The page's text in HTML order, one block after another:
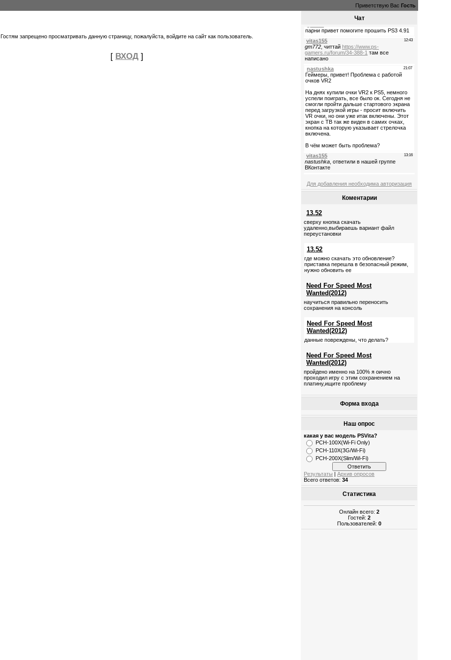
Приветствую Вас Гость
Гостям запрещено просматривать данную страницу, пожалуйста, войдите на сайт как пользователь.
[ ВХОД ]
Чат
Для добавления необходима авторизация
Коментарии
13.52
сверху кнопка скачать
удаленно,выбираешь вариант файл
переустановки
13.52
где можно скачать это обновление?
приставка перешла в безопасный режим,
нужно обновить ее
Need For Speed Most
Wanted(2012)
научиться правильно переносить
сохранения на консоль
Need For Speed Most
Wanted(2012)
данные повреждены, что делать?
Need For Speed Most
Wanted(2012)
пройдено именно на 100% я оично
проходил игру с этим сохранением на
платину,ищите проблему
Форма входа
Наш опрос
какая у вас модель PSVita?
РСН-100X(Wi-Fi Only)
PCH-110X(3G/Wi-Fi)
PCH-200X(Slim/Wi-Fi)
Результаты |Архив опросов
Всего ответов:34
Статистика
Онлайн всего:2
Гостей:2
Пользователей:0